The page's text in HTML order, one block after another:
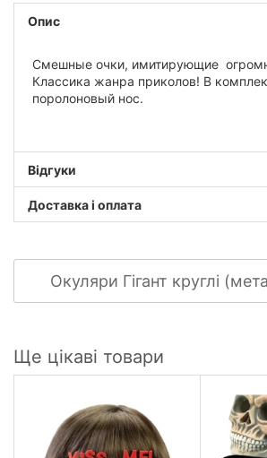
Опис
Смешные очки, имитирующие
Классика жанра приколов! В
поролоновый нос.
Відгуки
Доставка і оплата
Ще цікаві товари